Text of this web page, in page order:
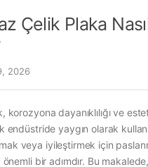
Çelik Plaka
2026
korozyona dayanıklılığı ve
endüstride yaygın olarak
veya iyileştirmek için
önemli bir adımdır. Bu